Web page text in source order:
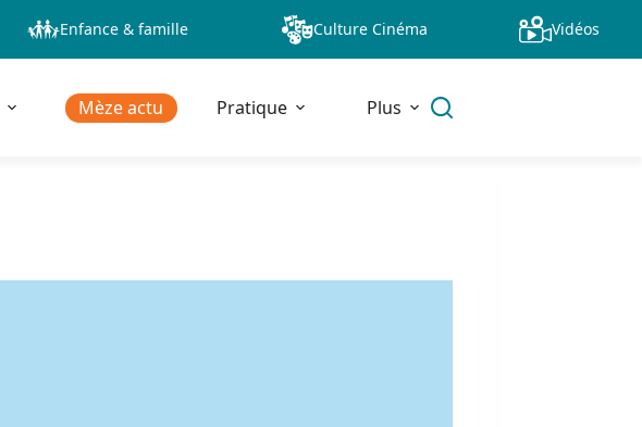
Enfance & famille Culture Cinéma Vidéos
Mèze actu Pratique Plus